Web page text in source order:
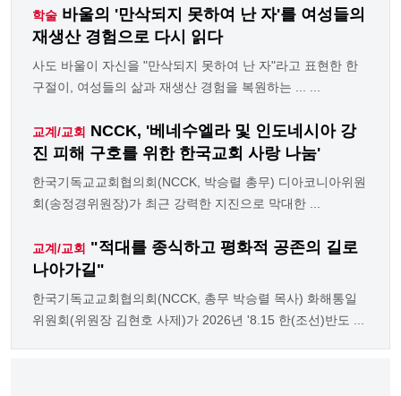
학술 바울의 '만삭되지 못하여 난 자'를 여성들의
재생산 경험으로 다시 읽다
사도 바울이 자신을 "만삭되지 못하여 난 자"라고 표현한 한
구절이, 여성들의 삶과 재생산 경험을 복원하는 ... ...
교계/교회 NCCK, '베네수엘라 및 인도네시아 강
진 피해 구호를 위한 한국교회 사랑 나눔'
한국기독교교회협의회(NCCK, 박승렬 총무) 디아코니아위원
회(송정경위원장)가 최근 강력한 지진으로 막대한 ...
교계/교회 "적대를 종식하고 평화적 공존의 길로
나아가길"
한국기독교교회협의회(NCCK, 총무 박승렬 목사) 화해통일
위원회(위원장 김현호 사제)가 2026년 '8.15 한(조선)반도 ...